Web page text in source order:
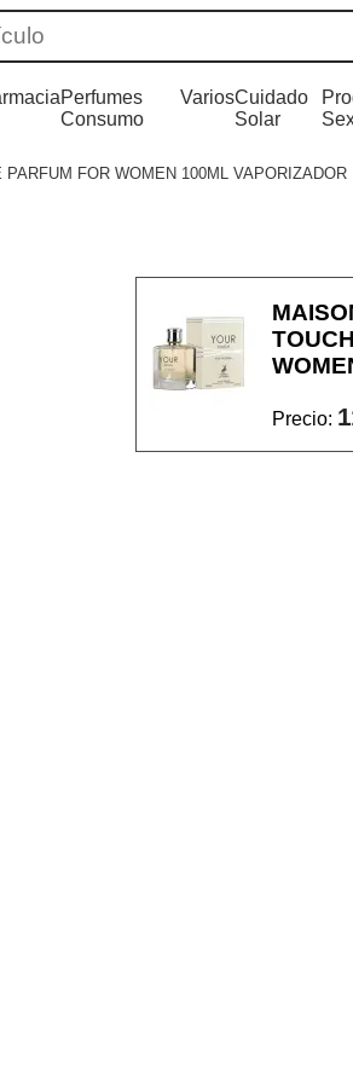
Perfumes
Consumo
VariosCuidado
Solar
FOR WOMEN 100ML VAPORIZADOR
Precio: